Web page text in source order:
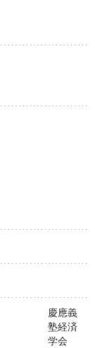
慶應義
塾経済
学会